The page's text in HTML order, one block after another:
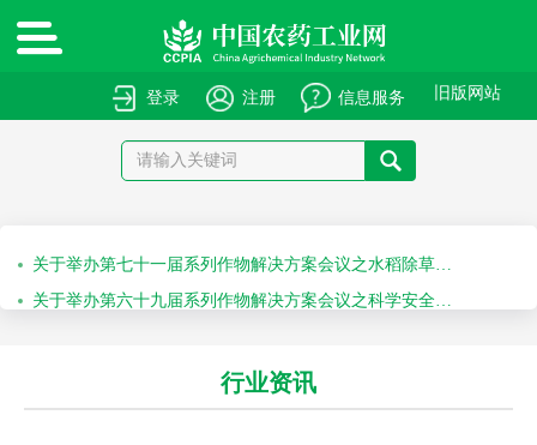
旧版网站
信息服务
注册
登录
绿色高质量农药产品报送指南
关于申报绿色高质量农药产品的通知
关于召开“第十届农药安全科学使用专题会”的通知
关于召开“2026斯里兰卡国际农化产品展览会”的通知
行业资讯